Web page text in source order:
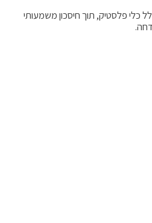
כלי פלסטיק, תוך חיסכון משמעותי